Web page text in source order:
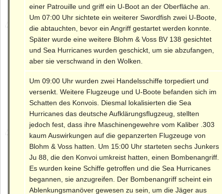
einer Patrouille und griff ein U-Boot an der Oberfläche an.
Um 07:00 Uhr sichtete ein weiterer Swordfish zwei U-Boote,
die abtauchten, bevor ein Angriff gestartet werden konnte.
Später wurde eine weitere Blohm & Voss BV 138 gesichtet
und Sea Hurricanes wurden geschickt, um sie abzufangen,
aber sie verschwand in den Wolken.
Um 09:00 Uhr wurden zwei Handelsschiffe torpediert und
versenkt. Weitere Flugzeuge und U-Boote befanden sich im
Schatten des Konvois. Diesmal lokalisierten die Sea
Hurricanes das deutsche Aufklärungsflugzeug, stellten
jedoch fest, dass ihre Maschinengewehre vom Kaliber .303
kaum Auswirkungen auf die gepanzerten Flugzeuge von
Blohm & Voss hatten. Um 15:00 Uhr starteten sechs Junkers
Ju 88, die den Konvoi umkreist hatten, einen Bombenangriff.
Es wurden keine Schiffe getroffen und die Sea Hurricanes
begannen, sie anzugreifen. Der Bombenangriff scheint ein
Ablenkungsmanöver gewesen zu sein, um die Jäger aus